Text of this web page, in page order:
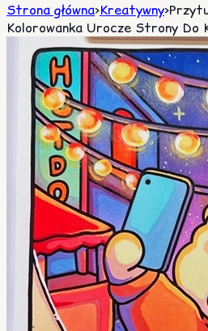
Strona główna>Kreatywny>
Kolorowanka Urocze Strony Do